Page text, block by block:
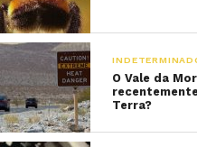
O Vale da
Terra?